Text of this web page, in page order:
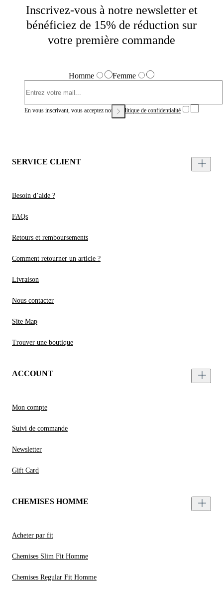
Inscrivez-vous à notre newsletter et
bénéficiez de 15% de réduction sur
votre première commande
Homme Femme
En vous inscrivant, vous acceptez notrePolitique de confidentialité
SERVICE CLIENT
Besoin d’aide ?
FAQs
Retours et remboursements
Comment retourner un article ?
Livraison
Nous contacter
Site Map
Trouver une boutique
ACCOUNT
Mon compte
Suivi de commande
Newsletter
Gift Card
CHEMISES HOMME
Acheter par fit
Chemises Slim Fit Homme
Chemises Regular Fit Homme